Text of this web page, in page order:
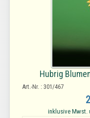
Hubrig
Art.-Nr. : 301/467
inklusive Mwst.